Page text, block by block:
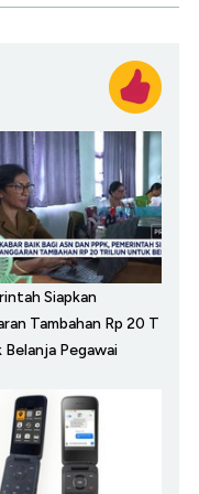
Siapkan
Tambahan Rp 20 T
Pegawai